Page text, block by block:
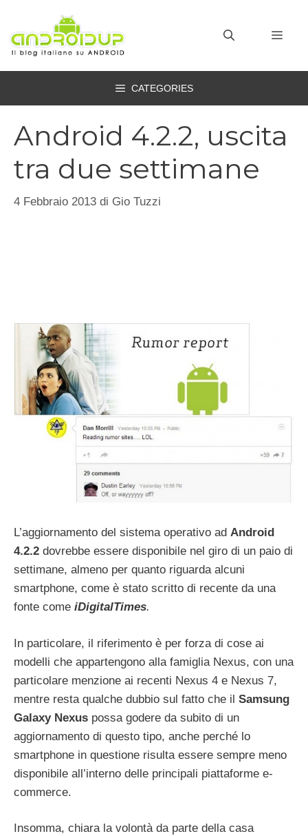
contenuto
CATEGORIES
Android 4.2.2, uscita
tra due settimane
4 Febbraio 2013 di Gio Tuzzi
L’aggiornamento del sistema operativo ad Android
4.2.2 dovrebbe essere disponibile nel giro di un paio di
settimane, almeno per quanto riguarda alcuni
smartphone, come è stato scritto di recente da una
fonte come iDigitalTimes.
In particolare, il riferimento è per forza di cose ai
modelli che appartengono alla famiglia Nexus, con una
particolare menzione ai recenti Nexus 4 e Nexus 7,
mentre resta qualche dubbio sul fatto che il Samsung
Galaxy Nexus possa godere da subito di un
aggiornamento di questo tipo, anche perché lo
smartphone in questione risulta essere sempre meno
disponibile all’interno delle principali piattaforme e-
commerce.
Insomma, chiara la volontà da parte della casa